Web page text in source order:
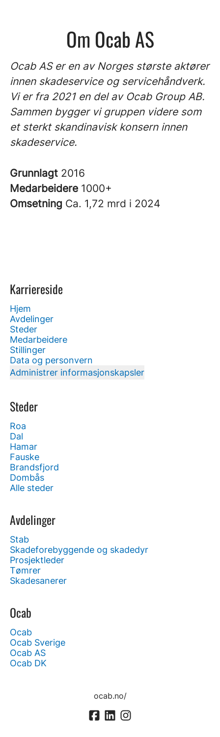
Om Ocab AS
Ocab AS er en av Norges største aktører
innen skadeservice og servicehåndverk.
Vi er fra 2021 en del av Ocab Group AB.
Sammen bygger vi gruppen videre som
et sterkt skandinavisk konsern innen
skadeservice.
Grunnlagt 2016
Medarbeidere 1000+
Omsetning Ca. 1,72 mrd i 2024
Karriereside
Hjem
Avdelinger
Steder
Medarbeidere
Stillinger
Data og personvern
Administrer informasjonskapsler
Steder
Roa
Dal
Hamar
Fauske
Brandsfjord
Dombås
Alle steder
Avdelinger
Stab
Skadeforebyggende og skadedyr
Prosjektleder
Tømrer
Skadesanerer
Ocab
Ocab
Ocab Sverige
Ocab AS
Ocab DK
ocab.no/